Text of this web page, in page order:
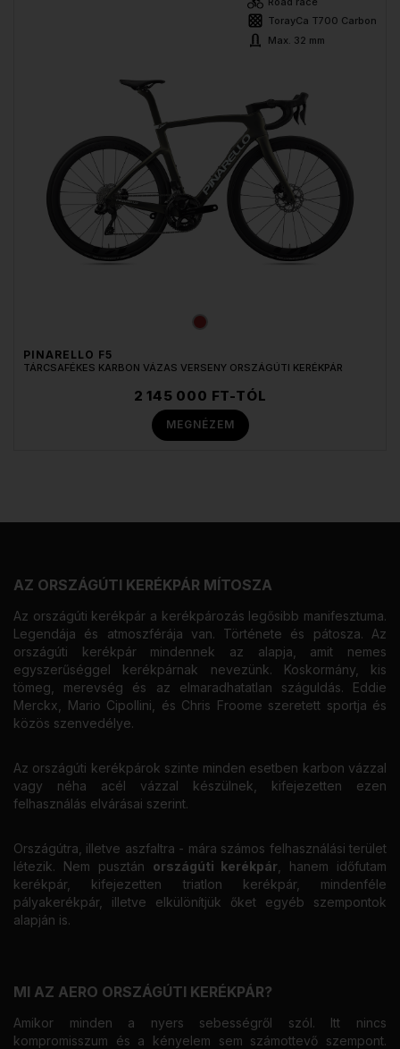
TorayCa T700 Carbon
Max. 32 mm
PINARELLO F5
TÁRCSAFÉKES KARBON VÁZAS VERSENY ORSZÁGÚTI KERÉKPÁR
2 145 000 FT-TÓL
MEGNÉZEM
AZ ORSZÁGÚTI KERÉKPÁR MÍTOSZA
Az országúti kerékpár a kerékpározás legősibb manifesztuma.
Legendája és atmoszférája van. Története és pátosza. Az
országúti kerékpár mindennek az alapja, amit nemes
egyszerűséggel kerékpárnak nevezünk. Koskormány, kis
tömeg, merevség és az elmaradhatatlan száguldás. Eddie
Merckx, Mario Cipollini, és Chris Froome szeretett sportja és
közös szenvedélye.
Az országúti kerékpárok szinte minden esetben karbon vázzal
vagy néha acél vázzal készülnek, kifejezetten ezen
felhasználás elvárásai szerint.
Országútra, illetve aszfaltra - mára számos felhasználási terület
létezik. Nem pusztán országúti kerékpár , hanem időfutam
kerékpár, kifejezetten triatlon kerékpár, mindenféle
pályakerékpár, illetve elkülönítjük őket egyéb szempontok
alapján is.
MI AZ AERO ORSZÁGÚTI KERÉKPÁR?
Amikor minden a nyers sebességről szól. Itt nincs
kompromisszum és a kényelem sem számottevő szempont.